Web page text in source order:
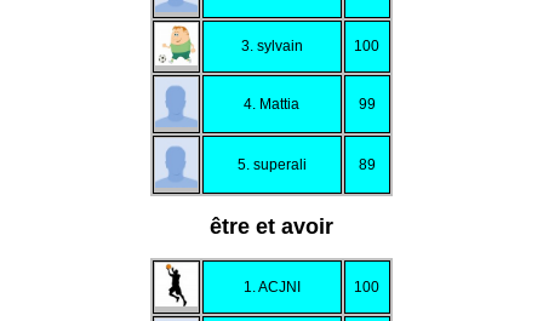
3. sylvain 100
4. Mattia 99
5. superali 89
être et avoir
1. ACJNI 100